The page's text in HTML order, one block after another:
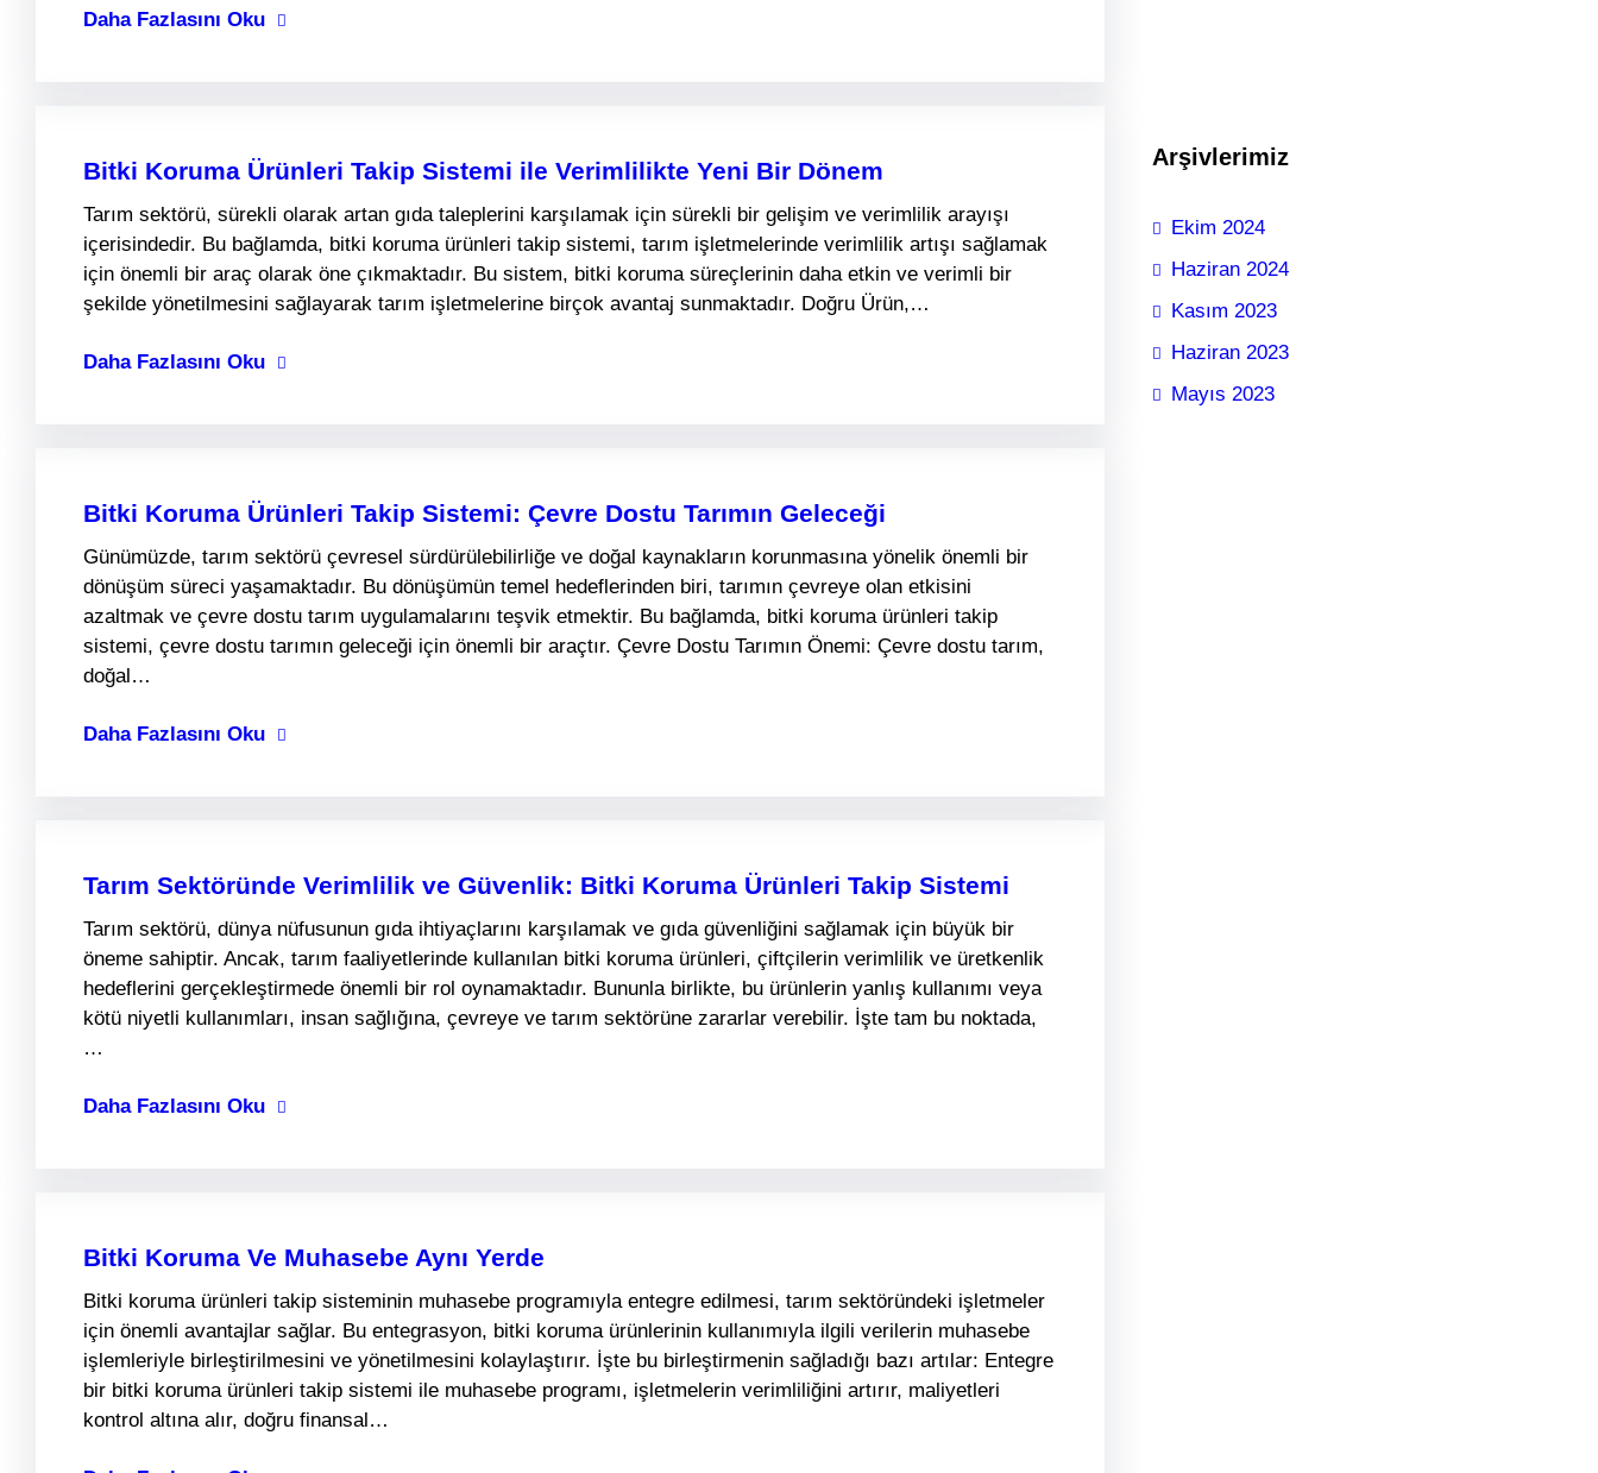
Daha Fazlasını Oku
Bitki Koruma Ürünleri Takip Sistemi ile Verimlilikte Yeni Bir Dönem
Tarım sektörü, sürekli olarak artan gıda taleplerini karşılamak için sürekli bir gelişim ve verimlilik arayışı
içerisindedir. Bu bağlamda, bitki koruma ürünleri takip sistemi, tarım işletmelerinde verimlilik artışı sağlamak
için önemli bir araç olarak öne çıkmaktadır. Bu sistem, bitki koruma süreçlerinin daha etkin ve verimli bir
şekilde yönetilmesini sağlayarak tarım işletmelerine birçok avantaj sunmaktadır. Doğru Ürün,…
Daha Fazlasını Oku
Bitki Koruma Ürünleri Takip Sistemi: Çevre Dostu Tarımın Geleceği
Günümüzde, tarım sektörü çevresel sürdürülebilirliğe ve doğal kaynakların korunmasına yönelik önemli bir
dönüşüm süreci yaşamaktadır. Bu dönüşümün temel hedeflerinden biri, tarımın çevreye olan etkisini
azaltmak ve çevre dostu tarım uygulamalarını teşvik etmektir. Bu bağlamda, bitki koruma ürünleri takip
sistemi, çevre dostu tarımın geleceği için önemli bir araçtır. Çevre Dostu Tarımın Önemi: Çevre dostu tarım,
doğal…
Daha Fazlasını Oku
Tarım Sektöründe Verimlilik ve Güvenlik: Bitki Koruma Ürünleri Takip Sistemi
Tarım sektörü, dünya nüfusunun gıda ihtiyaçlarını karşılamak ve gıda güvenliğini sağlamak için büyük bir
öneme sahiptir. Ancak, tarım faaliyetlerinde kullanılan bitki koruma ürünleri, çiftçilerin verimlilik ve üretkenlik
hedeflerini gerçekleştirmede önemli bir rol oynamaktadır. Bununla birlikte, bu ürünlerin yanlış kullanımı veya
kötü niyetli kullanımları, insan sağlığına, çevreye ve tarım sektörüne zararlar verebilir. İşte tam bu noktada,
…
Daha Fazlasını Oku
Bitki Koruma Ve Muhasebe Aynı Yerde
Bitki koruma ürünleri takip sisteminin muhasebe programıyla entegre edilmesi, tarım sektöründeki işletmeler
için önemli avantajlar sağlar. Bu entegrasyon, bitki koruma ürünlerinin kullanımıyla ilgili verilerin muhasebe
işlemleriyle birleştirilmesini ve yönetilmesini kolaylaştırır. İşte bu birleştirmenin sağladığı bazı artılar: Entegre
bir bitki koruma ürünleri takip sistemi ile muhasebe programı, işletmelerin verimliliğini artırır, maliyetleri
kontrol altına alır, doğru finansal…
Arşivlerimiz
Ekim 2024
Haziran 2024
Kasım 2023
Haziran 2023
Mayıs 2023